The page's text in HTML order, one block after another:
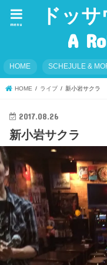
ドッ
A
menu
HOME SCHEJULE &
HOME ライブ 新小岩サクラ
2017.08.26
新小岩サクラ